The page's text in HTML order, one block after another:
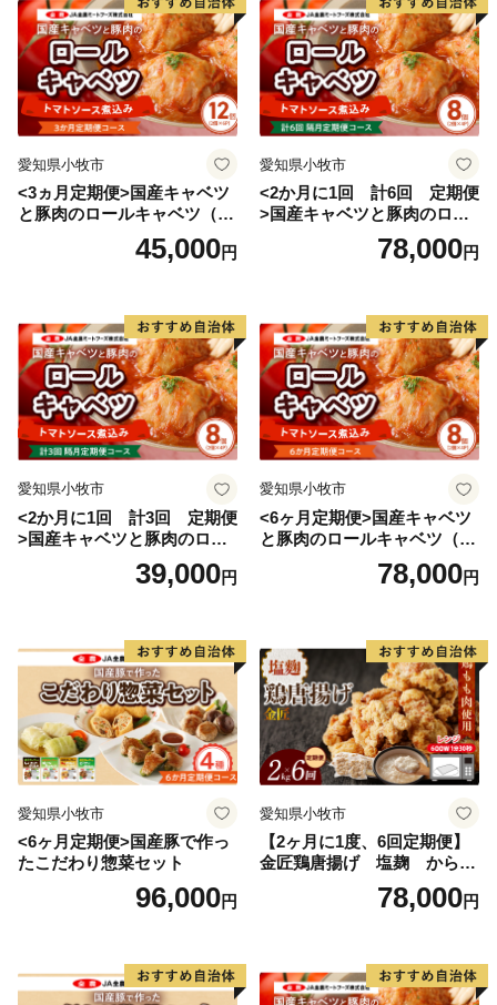
愛知県小牧市
<3ヵ月定期便>国産キャベツ
と豚肉のロールキャベツ（6P
45,000円
愛知県小牧市
<2か月に1回 計6回 定期便
>国産キャベツと豚肉のロー
ルキャベツ（4P入り）
78,000円
愛知県小牧市
<2か月に1回 計3回 定期便
>国産キャベツと豚肉のロー
ルキャベツ（4P入り）
39,000円
愛知県小牧市
<6ヶ月定期便>国産キャベツ
と豚肉のロールキャベツ（4P
78,000円
愛知県小牧市
<6ヶ月定期便>国産豚で作っ
たこだわり惣菜セット
96,000円
愛知県小牧市
【2ヶ月に1度、6回定期便】
金匠鶏唐揚げ 塩麹 からあ
78,000円